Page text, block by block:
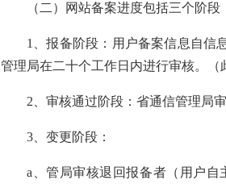
（二）网站备案进度包括三个阶
1、报备阶段：用户备案信息自信
管理局在二十个工作日内进行审核。（
2、审核通过阶段：省通信管理局
3、变更阶段：
a、管局审核退回报备者（用户